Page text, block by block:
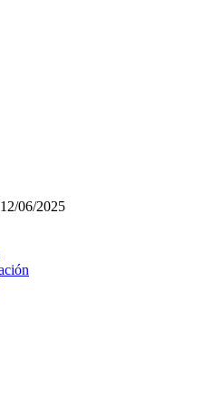
12/06/2025